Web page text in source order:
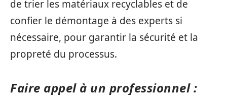
de trier les matériaux recyclables et de
confier le démontage à des experts si
nécessaire, pour garantir la sécurité et la
propreté du processus.
Faire appel à un professionnel :